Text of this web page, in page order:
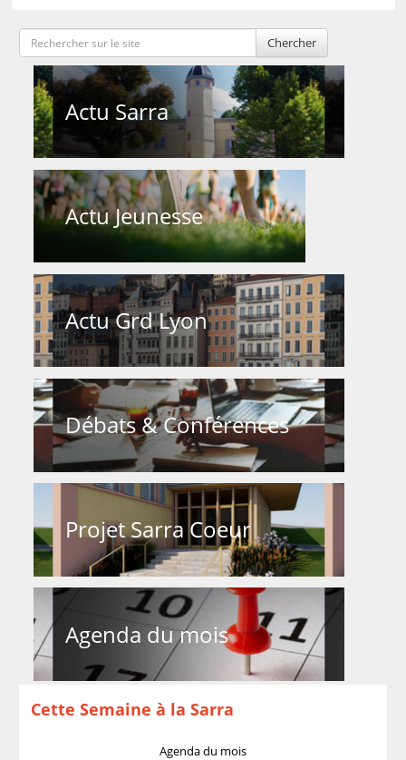
Chercher
Actu Sarra
Actu Jeunesse
Actu Grd Lyon
Débats & Conférences
Projet Sarra Coeur
Agenda du mois
Cette Semaine à la Sarra
Agenda du mois